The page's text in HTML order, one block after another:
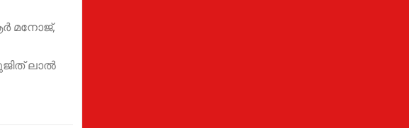
മനോജ്,
ലാൽ